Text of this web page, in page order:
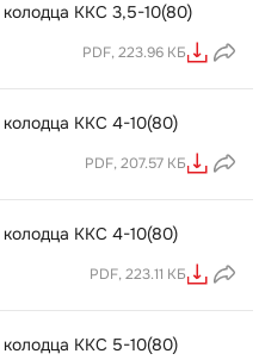
колодца ККС 3,5-10(80)
PDF, 223.96 КБ
колодца ККС 4-10(80)
PDF, 207.57 КБ
колодца ККС 4-10(80)
PDF, 223.11 КБ
колодца ККС 5-10(80)